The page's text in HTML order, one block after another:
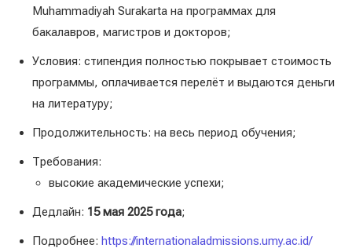
Muhammadiyah Surakarta на программах для
бакалавров, магистров и докторов;
Условия: стипендия полностью покрывает стоимость
программы, оплачивается перелёт и выдаются деньги
на литературу;
Продолжительность: на весь период обучения;
Требования:
высокие академические успехи;
Дедлайн: 15 мая 2025 года;
Подробнее: https://internationaladmissions.umy.ac.id/